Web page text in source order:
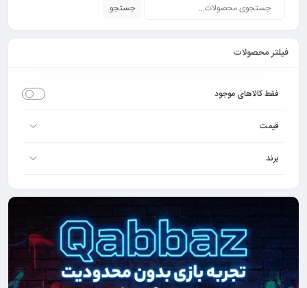
جستجو
فیلتر محصولات
فقط کالاهای موجود
قیمت
برند